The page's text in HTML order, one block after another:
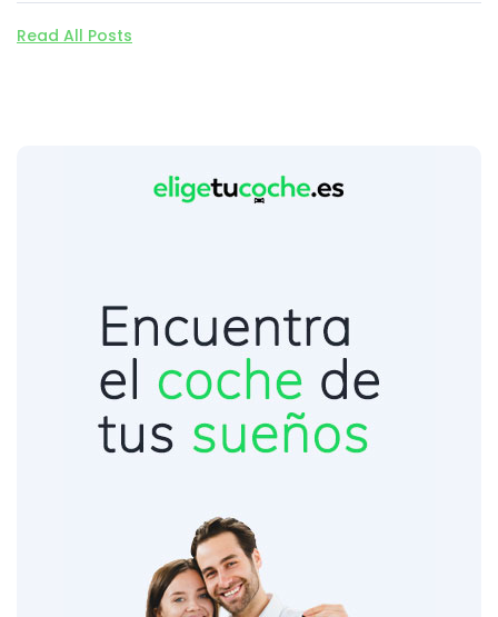
Read All Posts